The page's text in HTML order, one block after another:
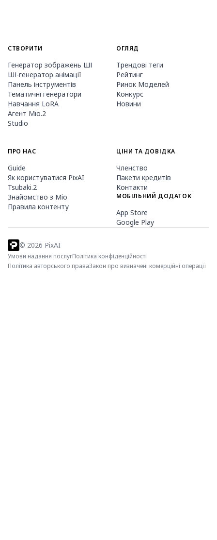
СТВОРИТИ
Генератор зображень ШІ
ШІ-генератор анімації
Панель інструментів
Тематичні генератори
Навчання LoRA
Агент Mio.2
Studio
ОГЛЯД
Трендові теги
Рейтинг
Ринок Моделей
Конкурс
Новини
ПРО НАС
Guide
Як користуватися PixAI
Tsubaki.2
Знайомство з Mio
Правила контенту
ЦІНИ ТА ДОВІДКА
Членство
Пакети кредитів
Контакти
МОБІЛЬНИЙ ДОДАТОК
App Store
Google Play
© 2026 PixAI
Умови надання послугПолітика конфіденційності
Політика авторського праваЗакон про визначені комерційні операції